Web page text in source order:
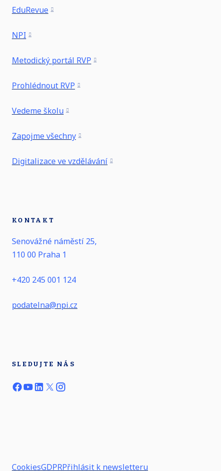
EduRevue
NPI
Metodický portál RVP
Prohlédnout RVP
Vedeme školu
Zapojme všechny
Digitalizace ve vzdělávání
KONTAKT
Senovážné náměstí 25,
110 00 Praha 1
+420 245 001 124
podatelna@npi.cz
SLEDUJTE NÁS
CookiesGDPRPřihlásit k newsletteru